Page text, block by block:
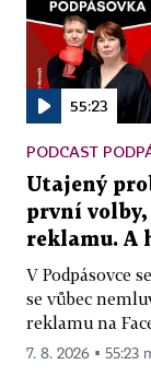
55:23
PODCAST
Utajený
první
reklamu. A
V Podpásovce
se vůbec
reklamu na
7. 8. 2026 ▪ 55:23